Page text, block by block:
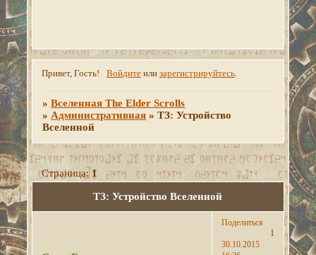
Привет, Гость! Войдитеили зарегистрируйтесь.
»Вселенная The Elder Scrolls
» Административная »ТЗ: Устройство
Вселенной
ТЗ: Устройство Вселенной
Страница:1
Поделиться
1
30.10.2015